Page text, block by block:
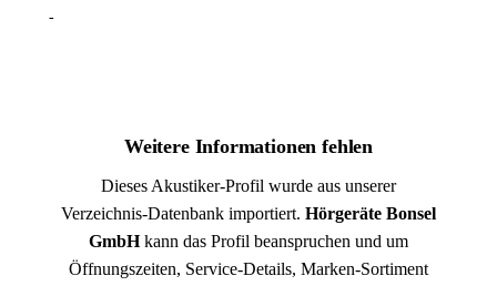
-
Weitere Informationen fehlen
Dieses Akustiker-Profil wurde aus unserer
Verzeichnis-Datenbank importiert. Hörgeräte Bonsel
GmbHkann das Profil beanspruchen und um
Öffnungszeiten, Service-Details, Marken-Sortiment